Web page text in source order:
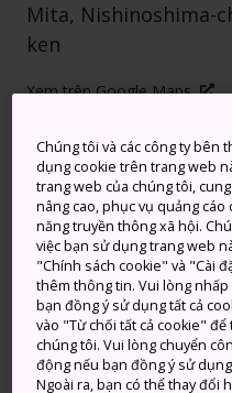
Mita, Nishinoshima-
ken
Xem trên Google Maps
TỪ KHÓA BẢN ĐỒ
Đền thờ bảo
thủ từng thắp
đường biển
Chúng tôi và các công ty bên
dụng cookie trên trang web
trang web của chúng tôi,
nâng cao, phục vụ quảng
năng truyền thông xã hội.
việc bạn sử dụng trang web
"Chính sách cookie" và "Cài
thêm thông tin. Vui lòng
bạn đồng ý sử dụng tất cả
vào "Từ chối tất cả cookie"
chúng tôi. Vui lòng chuyển
động nếu bạn đồng ý sử
Ngoài ra, bạn có thể thay đổi